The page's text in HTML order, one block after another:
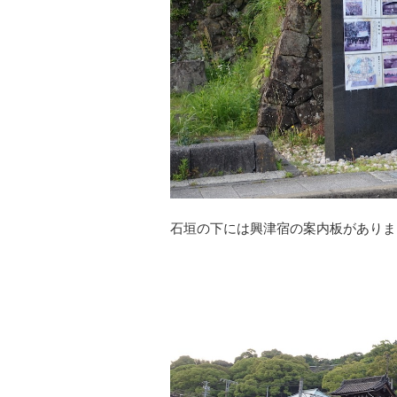
石垣の下には興津宿の案内板があり